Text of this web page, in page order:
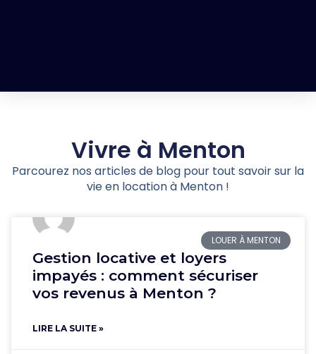
Vivre à Menton
Parcourez nos articles de blog pour tout savoir sur la
vie en location à Menton !
LOUER À MENTON
Gestion locative et loyers
impayés : comment sécuriser
vos revenus à Menton ?
LIRE LA SUITE »